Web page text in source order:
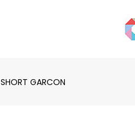
SHORT GARCON